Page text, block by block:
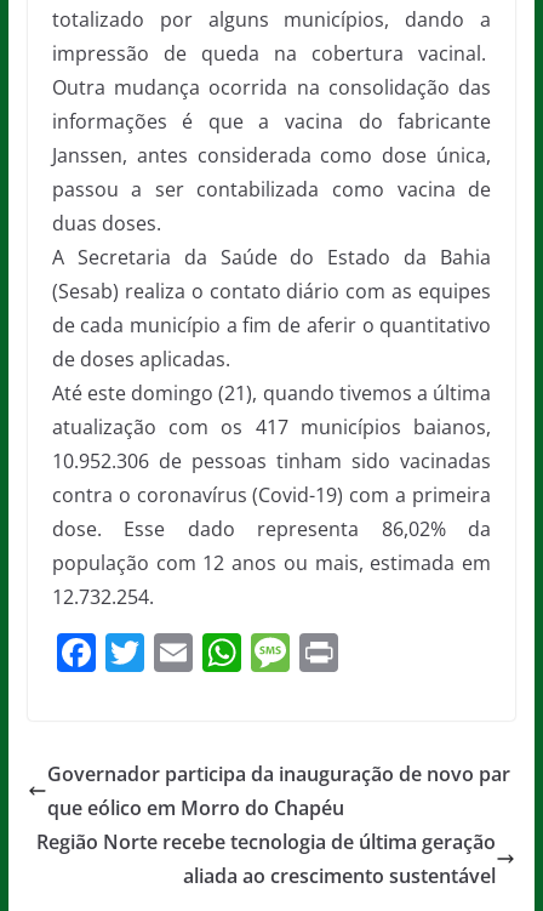
totalizado por alguns municípios, dando a
impressão de queda na cobertura vacinal.
Outra mudança ocorrida na consolidação das
informações é que a vacina do fabricante
Janssen, antes considerada como dose única,
passou a ser contabilizada como vacina de
duas doses.
A Secretaria da Saúde do Estado da Bahia
(Sesab) realiza o contato diário com as equipes
de cada município a fim de aferir o quantitativo
de doses aplicadas.
Até este domingo (21), quando tivemos a última
atualização com os 417 municípios baianos,
10.952.306 de pessoas tinham sido vacinadas
contra o coronavírus (Covid-19) com a primeira
dose. Esse dado representa 86,02% da
população com 12 anos ou mais, estimada em
12.732.254.
F
e
b
o
T
er
E
l
W
s
A
p
p
M
a
g
e
Pr
Governador participa da inauguração de novo par
que eólico em Morro do Chapéu
Região Norte recebe tecnologia de última geração
aliada ao crescimento sustentável